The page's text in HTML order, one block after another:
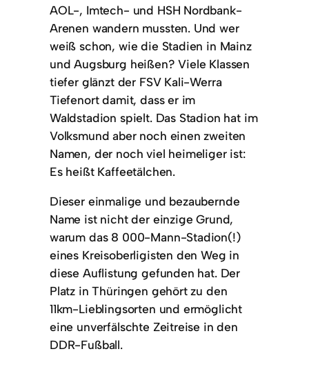
AOL-, Imtech- und HSH Nordbank-
Arenen wandern mussten. Und wer
weiß schon, wie die Stadien in Mainz
und Augsburg heißen? Viele Klassen
tiefer glänzt der FSV Kali-Werra
Tiefenort damit, dass er im
Waldstadion spielt. Das Stadion hat im
Volksmund aber noch einen zweiten
Namen, der noch viel heimeliger ist:
Es heißt Kaffeetälchen.
Dieser einmalige und bezaubernde
Name ist nicht der einzige Grund,
warum das 8 000-Mann-Stadion(!)
eines Kreisoberligisten den Weg in
diese Auflistung gefunden hat. Der
Platz in Thüringen gehört zu den
11km-Lieblingsorten und ermöglicht
eine unverfälschte Zeitreise in den
DDR-Fußball.